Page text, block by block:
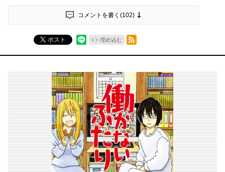
コメントを書く(102)
ポスト 埋め込む
RSSフィード